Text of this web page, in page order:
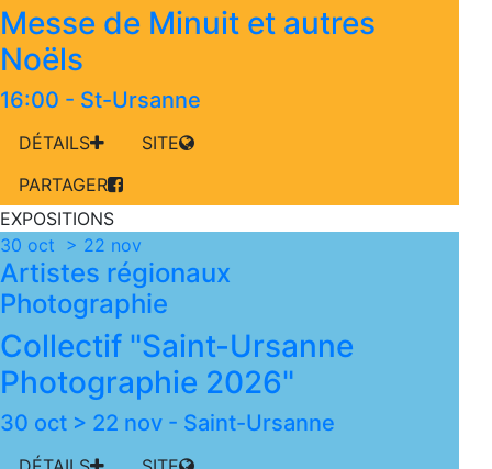
Messe de Minuit et autres
Noëls
16:00 - St-Ursanne
DÉTAILS
SITE
PARTAGER
EXPOSITIONS
30 oct > 22 nov
Artistes régionaux
Photographie
Collectif "Saint-Ursanne
Photographie 2026"
30 oct > 22 nov - Saint-Ursanne